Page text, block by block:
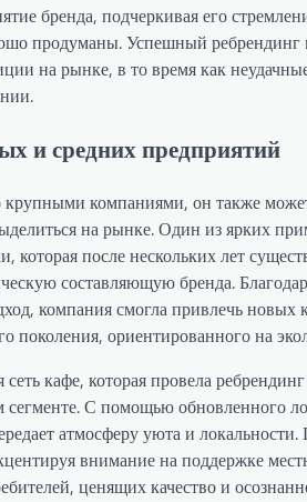
бренда, подчеркивая его
продуманы. Успешный ребрендинг
на рынке, в то время как
и средних предприятий
крупными компаниями, он также
на рынке. Один из ярких
которая после нескольких лет
составляющую бренда.
компания смогла привлечь новых
поколения, ориентированного на
кафе, которая провела
С помощью обновленного
атмосферу уюта и
внимание на поддержке
ценящих качество и